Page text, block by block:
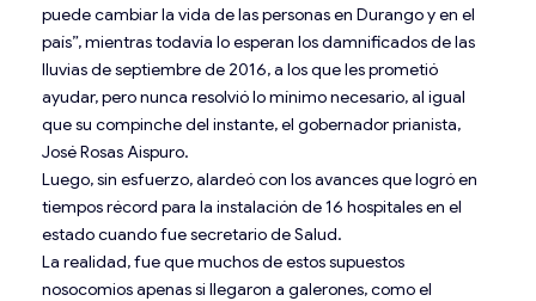
puede cambiar la vida de las personas en Durango y en el
país”, mientras todavía lo esperan los damnificados de las
lluvias de septiembre de 2016, a los que les prometió
ayudar, pero nunca resolvió lo mínimo necesario, al igual
que su compinche del instante, el gobernador prianista,
José Rosas Aispuro.
Luego, sin esfuerzo, alardeó con los avances que logró en
tiempos récord para la instalación de 16 hospitales en el
estado cuando fue secretario de Salud.
La realidad, fue que muchos de estos supuestos
nosocomios apenas si llegaron a galerones, como el